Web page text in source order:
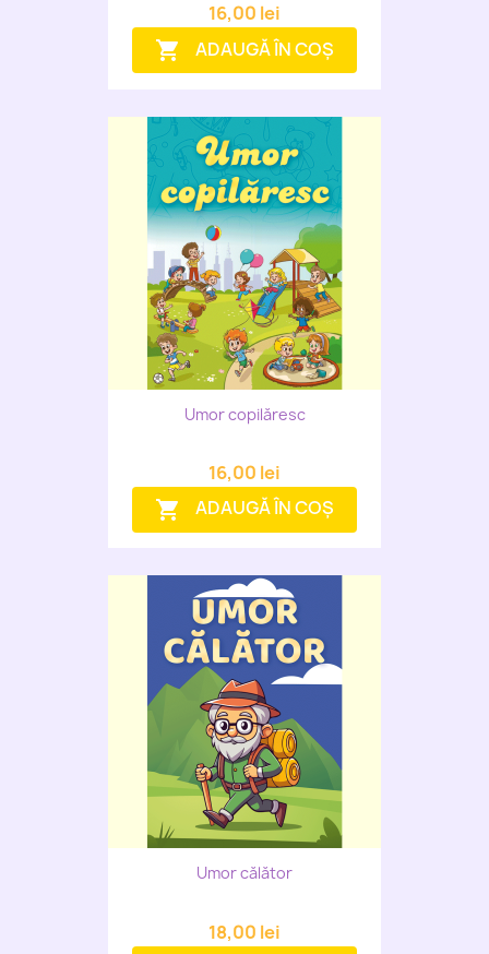
16,00 lei
shopping_cart ADAUGĂ ÎN COȘ
Umor copilăresc
16,00 lei
shopping_cart ADAUGĂ ÎN COȘ
Umor călător
18,00 lei